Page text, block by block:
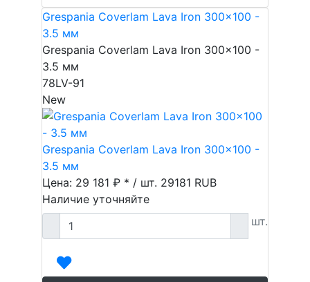
Grespania Coverlam Lava Iron 300x100 -
3.5 мм
Grespania Coverlam Lava Iron 300x100 -
3.5 мм
78LV-91
New
Grespania Coverlam Lava Iron 300x100 -
3.5 мм
Цена: 29 181 ₽ * / шт. 29181 RUB
Наличие уточняйте
шт.